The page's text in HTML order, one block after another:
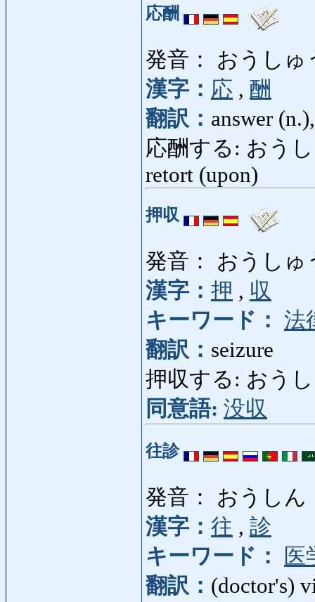
応酬
発音： おうしゅ
漢字： 応 , 酬
翻訳： answer
応酬する: おうし
retort (upon)
押収
発音： おうしゅ
漢字： 押 , 収
キーワード： 法
翻訳： seizure
押収する: おうし
同意語: 没収
往診
発音： おうしん
漢字： 往 , 診
キーワード：
医
翻訳： (doctor's)